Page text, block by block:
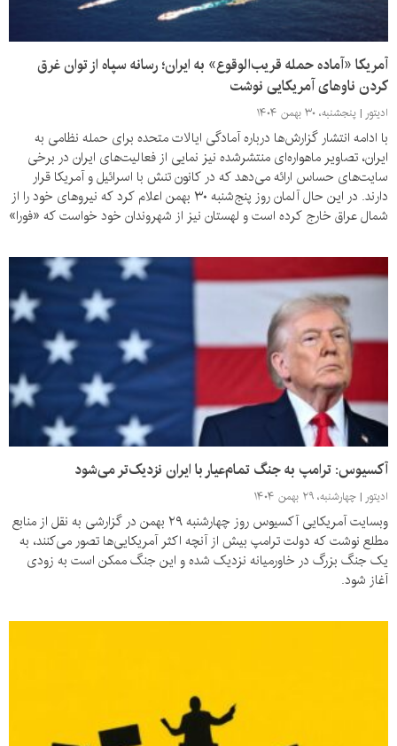
آمریکا «آماده حمله قریب‌الوقوع» به ایران؛ رسانه‌ سپاه از توان غرق
کردن ناوهای آمریکایی نوشت
ادیتور پنجشنبه، ۳۰ بهمن ۱۴۰۴
با ادامه انتشار گزارش‌ها درباره آمادگی ایالات متحده برای حمله نظامی به
ایران، تصاویر ماهواره‌ای منتشرشده نیز نمایی از فعالیت‌های ایران در برخی
سایت‌های حساس ارائه می‌دهد که در کانون تنش با اسرائیل و آمریکا قرار
دارند. در این حال آلمان روز پنج‌شنبه ۳۰ بهمن اعلام کرد که نیروهای خود را از
شمال عراق خارج کرده است و لهستان نیز از شهروندان خود خواست که «فورا»
آکسیوس: ترامپ به جنگ تمام‌عیار با ایران نزدیک‌تر می‌شود
ادیتور چهارشنبه، ۲۹ بهمن ۱۴۰۴
وبسایت آمریکایی آکسیوس روز چهارشنبه ۲۹ بهمن در گزارشی به نقل از منابع
مطلع نوشت که دولت ترامپ بیش از آنچه اکثر آمریکایی‌ها تصور می‌کنند، به
یک جنگ بزرگ در خاورمیانه نزدیک شده و این جنگ ممکن است به زودی
آغاز شود.